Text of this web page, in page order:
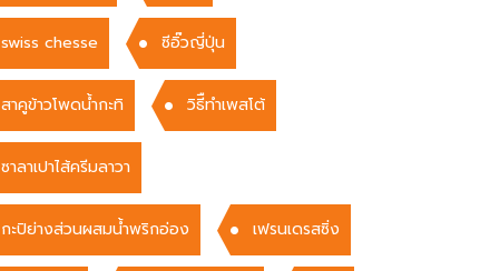
swiss chesse ซีอิ๊วญี่ปุ่น
สาคูข้าวโพดน้ำกะทิ วิธีืทำเพสโต้
ซาลาเปาไส้ครีมลาวา
กะปิย่างส่วนผสมน้ำพริกอ่อง เฟรนเดรสซิ่ง